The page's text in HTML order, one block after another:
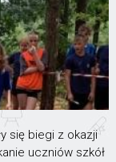
się biegi z okazji
uczniów szkół